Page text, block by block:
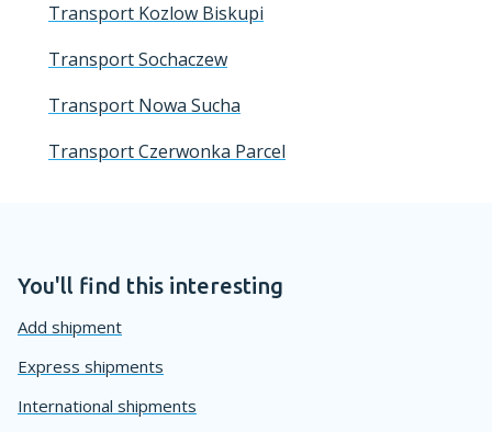
Transport Kozlow Biskupi
Transport Sochaczew
Transport Nowa Sucha
Transport Czerwonka Parcel
You'll find this interesting
Add shipment
Express shipments
International shipments